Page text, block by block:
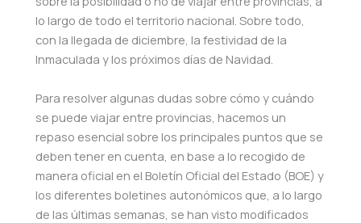
lo largo de todo el territorio nacional. Sobre todo,
con la llegada de diciembre, la festividad de la
Inmaculada y los próximos días de Navidad.
Para resolver algunas dudas sobre cómo y cuándo
se puede viajar entre provincias, hacemos un
repaso esencial sobre los principales puntos que se
deben tener en cuenta, en base a lo recogido de
manera oficial en el Boletín Oficial del Estado (BOE) y
los diferentes boletines autonómicos que, a lo largo
de las últimas semanas, se han visto modificados